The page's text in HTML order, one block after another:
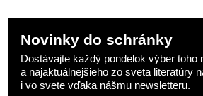
Novinky do schránky
Dostávajte každý pondelok výber toho
a najaktuálnejšieho zo sveta literatúry
i vo svete vďaka nášmu newsletteru.